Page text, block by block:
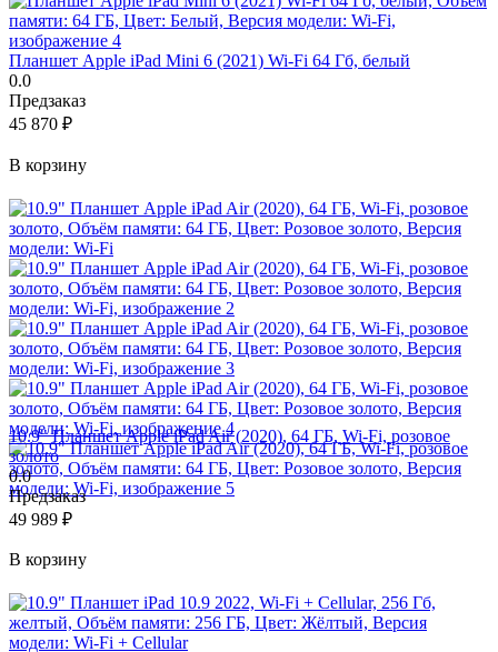
Планшет Apple iPad Mini 6 (2021) Wi-Fi 64 Гб, белый
0.0
Предзаказ
45 870 ₽
В корзину
10.9" Планшет Apple iPad Air (2020), 64 ГБ, Wi-Fi, розовое
золото
0.0
Предзаказ
49 989 ₽
В корзину